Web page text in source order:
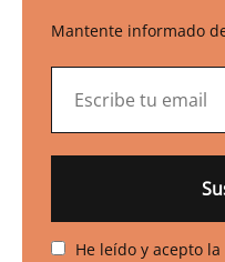
Mantente informado
He leído y acepto la